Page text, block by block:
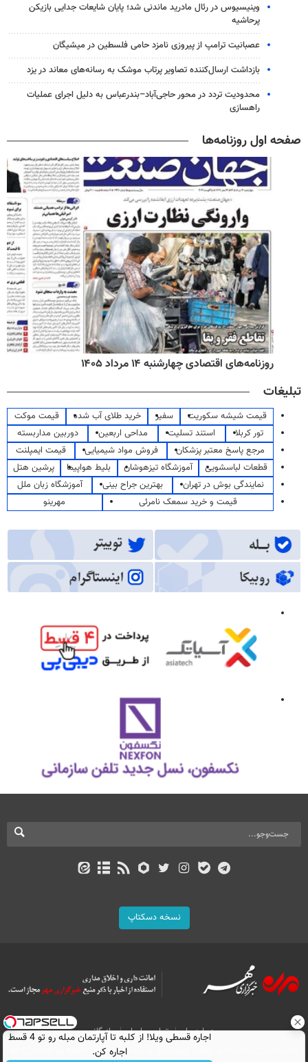
وینیسیوس در رئال مادرید ماندنی شد؛ پایان شایعات جدایی بازیکن
پرحاشیه
عصبانیت ترامپ از پیروزی نامزد حامی فلسطین در میشیگان
بازداشت ارسال‌کننده تصاویر پرتاب موشک به رسانه‌های معاند در یزد
محدودیت تردد در محور حاجی‌آباد–بندرعباس به دلیل اجرای عملیات
راهسازی
صفحه اول روزنامه‌ها
روزنامه‌های اقتصادی چهارشنبه ۱۴ مرداد ۱۴۰۵
تبلیغات
قیمت شیشه سکوریت سفیر خرید طلای آب شده
قیمت موکت
تور کربلا
استند تسلیت مداحی اربعین
دوربین مداربسته
مرجع پاسخ معتبر پزشکان
فروش مواد شیمیایی
قیمت ایمپلنت
قطعات لباسشویی
آموزشگاه تیزهوشان بلیط هواپیما
پرشین هتل
نمایندگی بوش در تهران
بهترین جراح بینی
آموزشگاه زبان ملل
قیمت و خرید سمعک نامرئی
مهرینو
نسخه دسکتاپ
درباره ما تماس با ما
بازرگانی
All Content by Mehr News Agency is licensed under a Creative Commons
اجاره‌ قسطی ویلا! از کلبه تا آپارتمان مبله رو تو 4 قسط
اجاره کن.